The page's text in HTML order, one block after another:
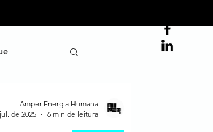
Sucesso
Amper Energia Humana
de 2025
6 min de leitura